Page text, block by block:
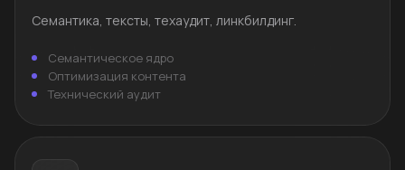
Семантика, тексты, техаудит, линкбилдинг.
Семантическое ядро
Оптимизация контента
Технический аудит